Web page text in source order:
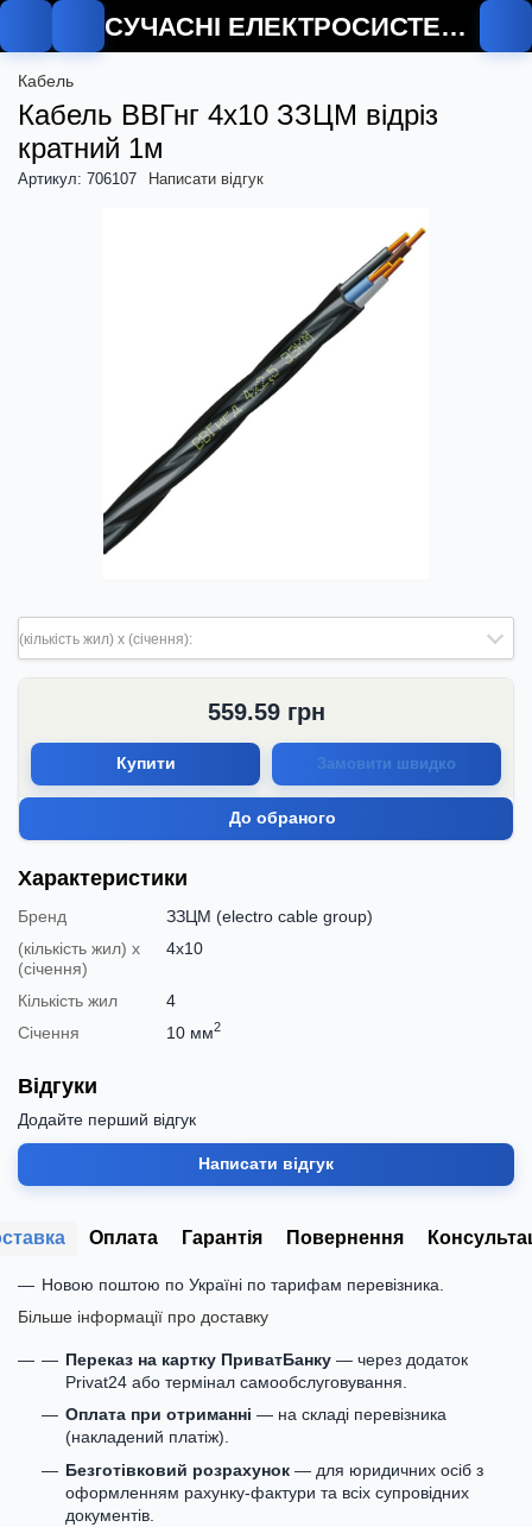
СУЧАСНІ ЕЛЕКТРОСИСТЕМИ
Кабель
Кабель ВВГнг 4х10 ЗЗЦМ відріз
кратний 1м
Артикул: 706107 Написати відгук
(кількість жил) х (січення):
559.59грн
Купити Замовити швидко
До обраного
Характеристики
Бренд
ЗЗЦМ (electro cable group)
(кількість жил) х
(січення)
4х10
Кількість жил
4
Січення
10 мм2
Відгуки
Додайте перший відгук
Написати відгук
Оплата Гарантія Повернення
Новою поштою по Україні по тарифам перевізника.
Більше інформації про доставку
Переказ на картку ПриватБанку — через додаток
Privat24 або термінал самообслуговування.
Оплата при отриманні — на складі перевізника
(накладений платіж).
Безготівковий розрахунок — для юридичних осіб з
оформленням рахунку-фактури та всіх супровідних
документів.